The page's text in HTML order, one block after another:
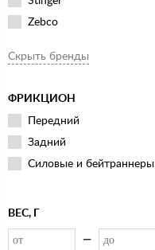
Zebco
Скрыть бренды
ФРИКЦИОН
Передний
Задний
Силовые и бейтраннеры
ВЕС, Г
—